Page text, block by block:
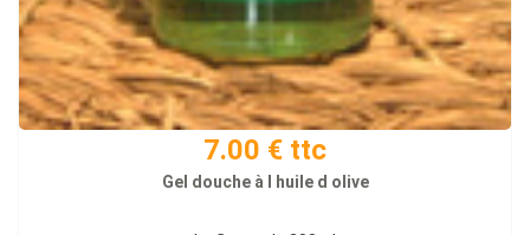
7.00 € ttc
Gel douche à l huile d olive